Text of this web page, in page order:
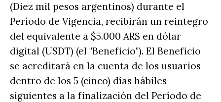
(Diez mil pesos argentinos) durante el
Período de Vigencia, recibirán un reintegro
del equivalente a $5.000 ARS en dólar
digital (USDT) (el "Beneficio"). El Beneficio
se acreditará en la cuenta de los usuarios
dentro de los 5 (cinco) días hábiles
siguientes a la finalización del Período de